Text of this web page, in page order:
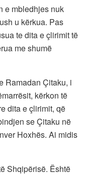
e mbledhjes nuk
u kërkua. Pas
te dita e çlirimit të
me shumë
Ramadan Çitaku, i
kërkon të
dita e çlirimit, që
se Çitaku në
Hoxhës. Ai midis
Shqipërisë. Është